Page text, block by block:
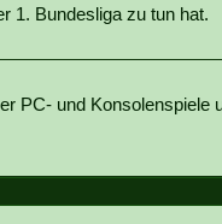
1. Bundesliga zu tun hat.
PC- und Konsolenspiele